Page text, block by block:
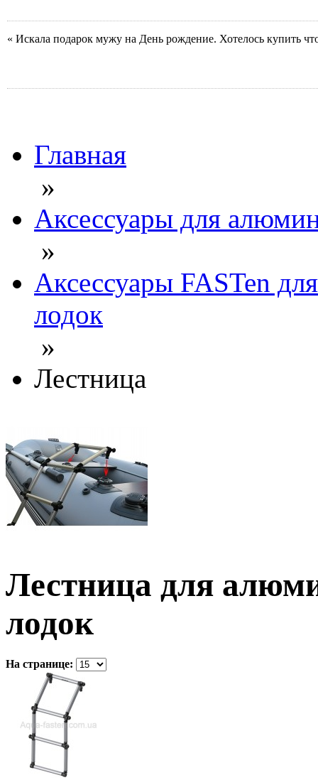
« Искала подарок мужу на День рождение. Хотелось купить
Главная
»
Аксессуары для
»
Аксессуары FASTen
лодок
»
Лестница
Лестница для
лодок
На странице: